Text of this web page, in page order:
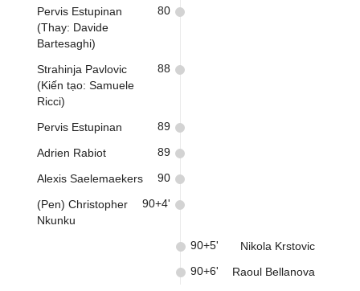
Pervis Estupinan
(Thay: Davide
Bartesaghi)
80
Strahinja Pavlovic
(Kiến tạo: Samuele
Ricci)
88
Pervis Estupinan 89
Adrien Rabiot 89
Alexis Saelemaekers 90
(Pen) Christopher
Nkunku
90+4'
Nikola Krstovic
90+5'
Raoul Bellanova
90+6'